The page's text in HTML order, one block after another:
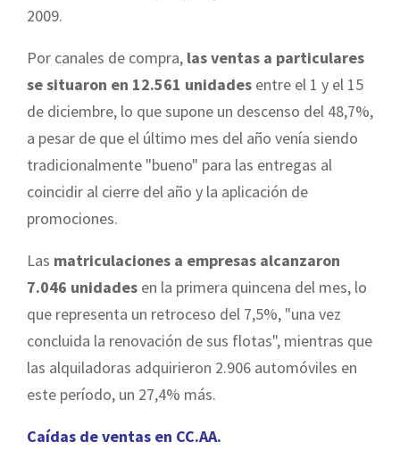
2009.
Por canales de compra, las ventas a particulares
se situaron en 12.561 unidades entre el 1 y el 15
de diciembre, lo que supone un descenso del 48,7%,
a pesar de que el último mes del año venía siendo
tradicionalmente "bueno" para las entregas al
coincidir al cierre del año y la aplicación de
promociones.
Las matriculaciones a empresas alcanzaron
7.046 unidades en la primera quincena del mes, lo
que representa un retroceso del 7,5%, "una vez
concluida la renovación de sus flotas", mientras que
las alquiladoras adquirieron 2.906 automóviles en
este período, un 27,4% más.
Caídas de ventas en CC.AA.